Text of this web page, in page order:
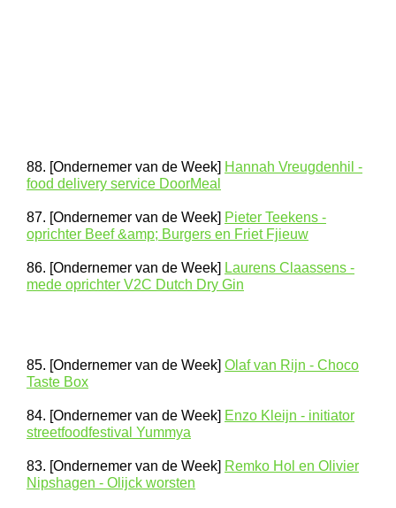
88. [Ondernemer van de Week] Hannah Vreugdenhil -
food delivery service DoorMeal
87. [Ondernemer van de Week] Pieter Teekens -
oprichter Beef &amp; Burgers en Friet Fjieuw
86. [Ondernemer van de Week] Laurens Claassens -
mede oprichter V2C Dutch Dry Gin
85. [Ondernemer van de Week] Olaf van Rijn - Choco
Taste Box
84. [Ondernemer van de Week] Enzo Kleijn - initiator
streetfoodfestival Yummya
83. [Ondernemer van de Week] Remko Hol en Olivier
Nipshagen - Olijck worsten